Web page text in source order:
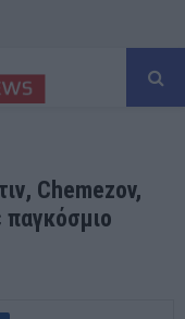
Chemezov,
παγκόσμιο